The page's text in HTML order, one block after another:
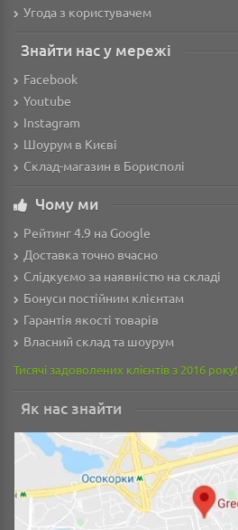
Угода з користувачем
Знайти нас у мережі
Facebook
Youtube
Instagram
Шоурум в Києві
Склад-магазин в Борисполі
Чому ми
Рейтинг 4.9 на Google
Доставка точно вчасно
Слідкуємо за наявністю на складі
Бонуси постійним клієнтам
Гарантія якості товарів
Власний склад та шоурум
Тисячі задоволених клієнтів з 2016 року!
Як нас знайти